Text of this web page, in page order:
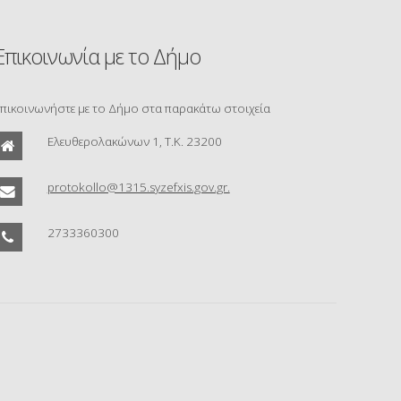
με το Δήμο
με το Δήμο στα παρακάτω στοιχεία
Ελευθερολακώνων 1, Τ.Κ. 23200
protokollo@1315.syzefxis.gov.gr.
2733360300